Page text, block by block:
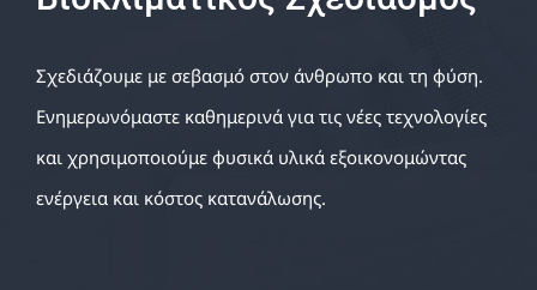
Σχεδιάζουμε με σεβασμό στον άνθρωπο και τη φύση.
Ενημερωνόμαστε καθημερινά για τις νέες τεχνολογίες
και χρησιμοποιούμε φυσικά υλικά εξοικονομώντας
ενέργεια και κόστος κατανάλωσης.